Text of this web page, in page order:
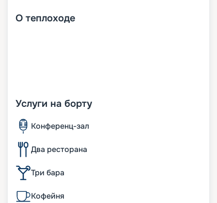
О теплоходе
Услуги на борту
Конференц-зал
Два ресторана
Три бара
Кофейня